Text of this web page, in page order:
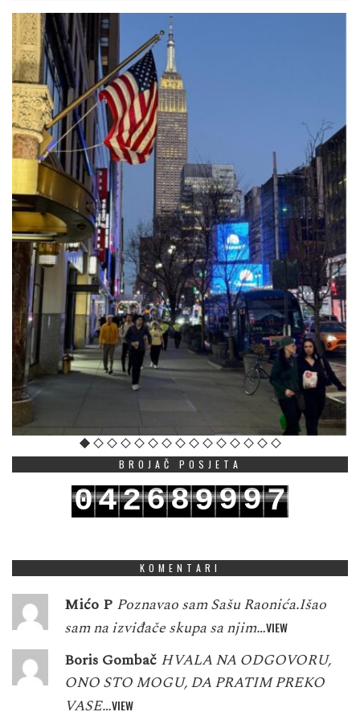
BROJAČ POSJETA
042689997
KOMENTARI
Mićo P Poznavao sam Sašu Raonića.Išao
sam na izviđače skupa sa njim…VIEW
Boris Gombač HVALA NA ODGOVORU,
ONO STO MOGU, DA PRATIM PREKO
VASE…VIEW